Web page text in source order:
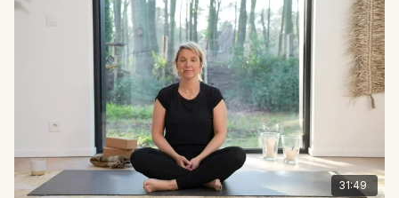
31:49